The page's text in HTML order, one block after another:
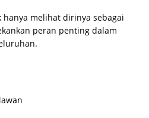
hanya melihat dirinya sebagai
peran penting dalam